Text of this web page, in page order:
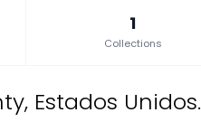
1
Collections
Estados Unidos.